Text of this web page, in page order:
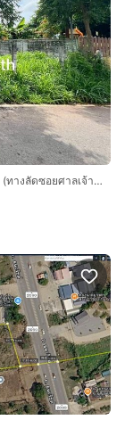
ที่ดิน + บ้าน 1 ชั้น 100 ตร.ว. ที่ดิน + บ้าน ซอย11 ป๋าช่วง (ทางลัดซอยศาลเจ้าพ่อ) ถนนมิตรภาพ ถนนธนะรัชต์ ปากช่อง นครราชสีมา